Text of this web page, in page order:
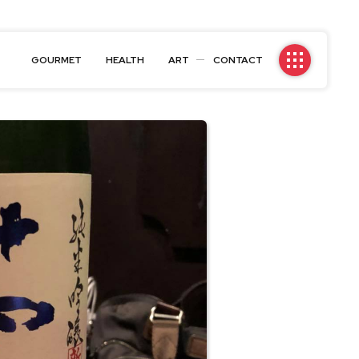
GOURMET HEALTH ART CONTACT